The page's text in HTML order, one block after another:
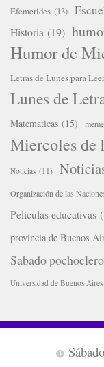
Efemerides (13)
Historia (19)
Humor de
Letras de Lunes para Leer
Lunes de
Matematicas (15)
Miercoles de
Noticias (11)
Organización de las
Peliculas educativas
provincia de Buenos
Sabado pochoclero
Universidad de Buenos Aires